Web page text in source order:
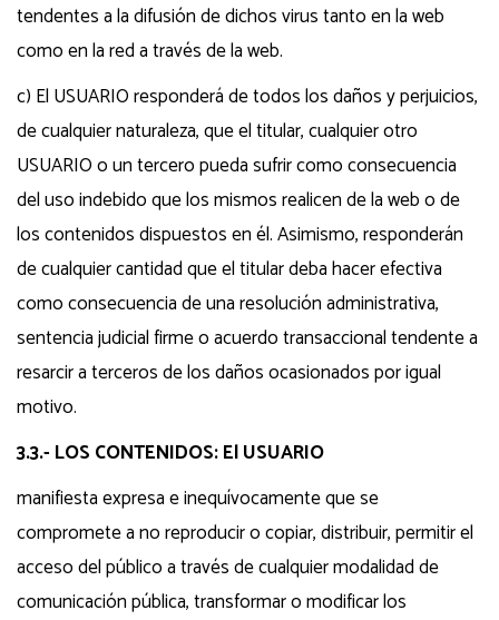
tendentes a la difusión de dichos virus tanto en la web
como en la red a través de la web.
c) El USUARIO responderá de todos los daños y perjuicios,
de cualquier naturaleza, que el titular, cualquier otro
USUARIO o un tercero pueda sufrir como consecuencia
del uso indebido que los mismos realicen de la web o de
los contenidos dispuestos en él. Asimismo, responderán
de cualquier cantidad que el titular deba hacer efectiva
como consecuencia de una resolución administrativa,
sentencia judicial firme o acuerdo transaccional tendente a
resarcir a terceros de los daños ocasionados por igual
motivo.
3.3.- LOS CONTENIDOS: El USUARIO
manifiesta expresa e inequívocamente que se
compromete a no reproducir o copiar, distribuir, permitir el
acceso del público a través de cualquier modalidad de
comunicación pública, transformar o modificar los